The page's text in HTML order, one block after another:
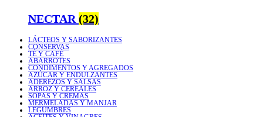
NECTAR (32)
LÁCTEOS Y SABORIZANTES
CONSERVAS
TÉ Y CAFÉ
ABARROTES
CONDIMENTOS Y AGREGADOS
AZÚCAR Y ENDULZANTES
ADEREZOS Y SALSAS
ARROZ Y CEREALES
SOPAS Y CREMAS
MERMELADAS Y MANJAR
LEGUMBRES